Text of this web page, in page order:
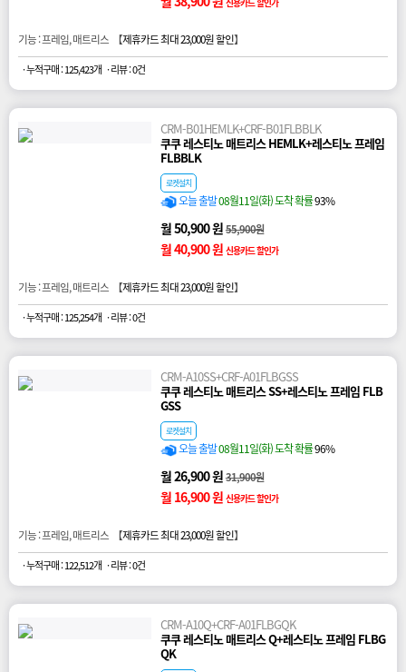
신용카드 할인가
기능 : 프레임, 매트리스 【제휴카드 최대 23,000원 할인】
· 누적구매 : 125,423개 · 리뷰 : 0건
CRM-B01HEMLK+CRF-B01FLBBLK
쿠쿠 레스티노 매트리스 HEMLK+레스티노 프레임
FLBBLK
로켓설치
오늘 출발08월11일(화) 도착 확률93%
월 50,900 원55,900원
월 40,900 원 신용카드 할인가
기능 : 프레임, 매트리스 【제휴카드 최대 23,000원 할인】
· 누적구매 : 125,254개 · 리뷰 : 0건
CRM-A10SS+CRF-A01FLBGSS
쿠쿠 레스티노 매트리스 SS+레스티노 프레임 FLB
GSS
로켓설치
오늘 출발08월11일(화) 도착 확률96%
월 26,900 원31,900원
월 16,900 원 신용카드 할인가
기능 : 프레임, 매트리스 【제휴카드 최대 23,000원 할인】
· 누적구매 : 122,512개 · 리뷰 : 0건
CRM-A10Q+CRF-A01FLBGQK
쿠쿠 레스티노 매트리스 Q+레스티노 프레임 FLBG
QK